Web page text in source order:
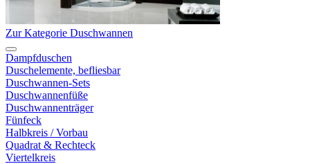
Zur Kategorie Duschwannen
Dampfduschen
Duschelemente, befliesbar
Duschwannen-Sets
Duschwannenfüße
Duschwannenträger
Fünfeck
Halbkreis / Vorbau
Quadrat & Rechteck
Viertelkreis